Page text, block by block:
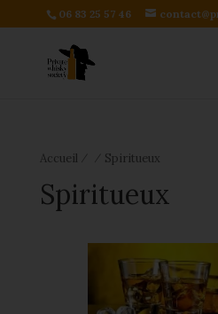
06 83 25 57 46
Accueil Spiritueux
Spiritueux